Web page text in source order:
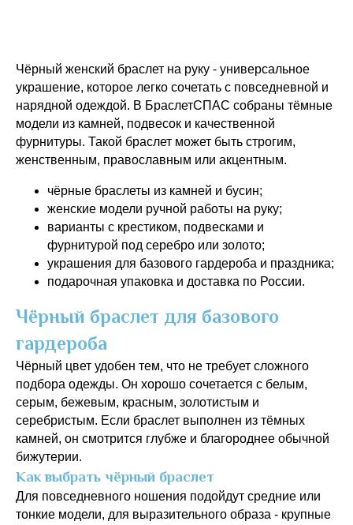
Чёрный женский браслет на руку - универсальное
украшение, которое легко сочетать с повседневной и
нарядной одеждой. В БраслетСПАС собраны тёмные
модели из камней, подвесок и качественной
фурнитуры. Такой браслет может быть строгим,
женственным, православным или акцентным.
чёрные браслеты из камней и бусин;
женские модели ручной работы на руку;
варианты с крестиком, подвесками и
фурнитурой под серебро или золото;
украшения для базового гардероба и праздника;
подарочная упаковка и доставка по России.
Чёрный браслет для базового
гардероба
Чёрный цвет удобен тем, что не требует сложного
подбора одежды. Он хорошо сочетается с белым,
серым, бежевым, красным, золотистым и
серебристым. Если браслет выполнен из тёмных
камней, он смотрится глубже и благороднее обычной
бижутерии.
Как выбрать чёрный браслет
Для повседневного ношения подойдут средние или
тонкие модели, для выразительного образа - крупные